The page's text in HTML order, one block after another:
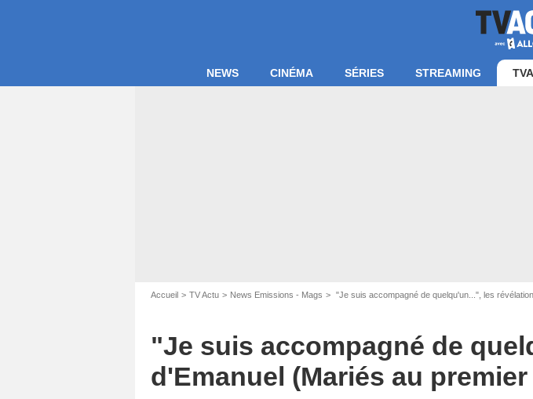
NEWS CINÉMA SÉRIES STREAMING
Accueil TV Actu News Emissions - Mags "Je suis accompagné de quelqu'un...", les
"Je suis accompagné de
d'Emanuel (Mariés au
@emanuel_mapr7